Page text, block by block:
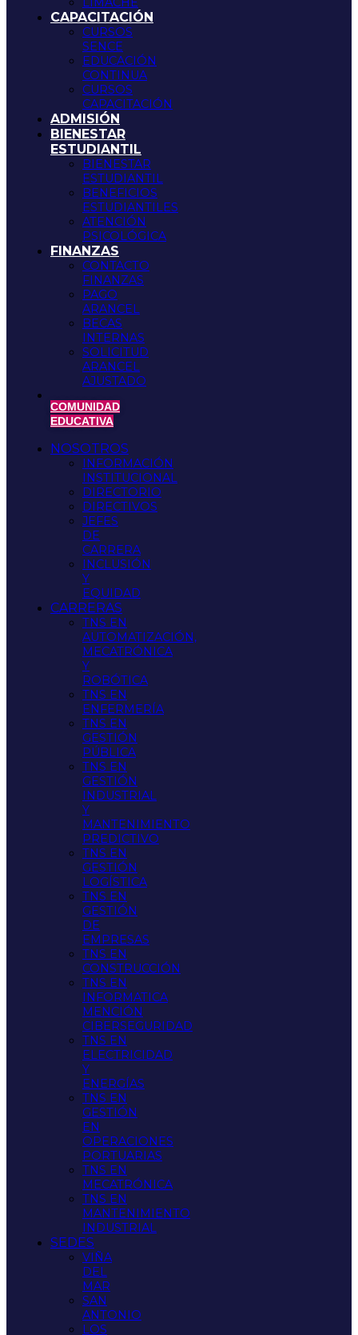
CAPACITACIÓN
CURSOS
SENCE
EDUCACIÓN
CONTINUA
CURSOS
CAPACITACIÓN
ADMISIÓN
BIENESTAR
ESTUDIANTIL
BIENESTAR
ESTUDIANTIL
BENEFICIOS
ESTUDIANTILES
ATENCIÓN
PSICOLÓGICA
FINANZAS
CONTACTO
FINANZAS
PAGO
ARANCEL
BECAS
INTERNAS
SOLICITUD
ARANCEL
AJUSTADO
COMUNIDAD
EDUCATIVA
NOSOTROS
INFORMACIÓN
INSTITUCIONAL
DIRECTORIO
DIRECTIVOS
JEFES
DE
CARRERA
INCLUSIÓN
Y
EQUIDAD
CARRERAS
TNS EN
AUTOMATIZACIÓN,
MECATRÓNICA
Y
ROBÓTICA
TNS EN
ENFERMERÍA
TNS EN
GESTIÓN
PÚBLICA
TNS EN
GESTIÓN
INDUSTRIAL
Y
MANTENIMIENTO
PREDICTIVO
TNS EN
GESTIÓN
LOGÍSTICA
TNS EN
GESTIÓN
DE
EMPRESAS
TNS EN
CONSTRUCCIÓN
TNS EN
INFORMATICA
MENCIÓN
CIBERSEGURIDAD
TNS EN
ELECTRICIDAD
Y
ENERGÍAS
TNS EN
GESTIÓN
EN
OPERACIONES
PORTUARIAS
TNS EN
MECATRÓNICA
TNS EN
MANTENIMIENTO
INDUSTRIAL
SEDES
VIÑA
DEL
MAR
SAN
ANTONIO
LOS